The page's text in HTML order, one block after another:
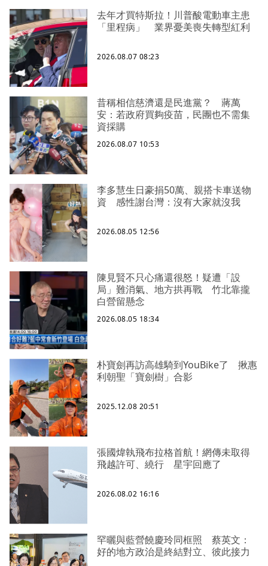
去年才買特斯拉！川普酸電動車主患
「里程病」 業界憂美喪失轉型紅利
2026.08.07 08:23
昔稱相信慈濟還是民進黨？ 蔣萬
安：若政府買夠疫苗，民團也不需集
資採購
2026.08.07 10:53
李多慧生日豪捐50萬、親搭卡車送物
資 感性謝台灣：沒有大家就沒我
2026.08.05 12:56
陳見賢不只心痛還很怒！疑遭「設
局」難消氣、地方拱再戰 竹北靠攏
白營留懸念
2026.08.05 18:34
朴寶劍再訪高雄騎到YouBike了 揪惠
利朝聖「寶劍樹」合影
2025.12.08 20:51
張國煒執飛布拉格首航！網傳未取得
飛越許可、繞行 星宇回應了
2026.08.02 16:16
罕曬與藍營饒慶玲同框照 蔡英文：
好的地方政治是終結對立、彼此接力